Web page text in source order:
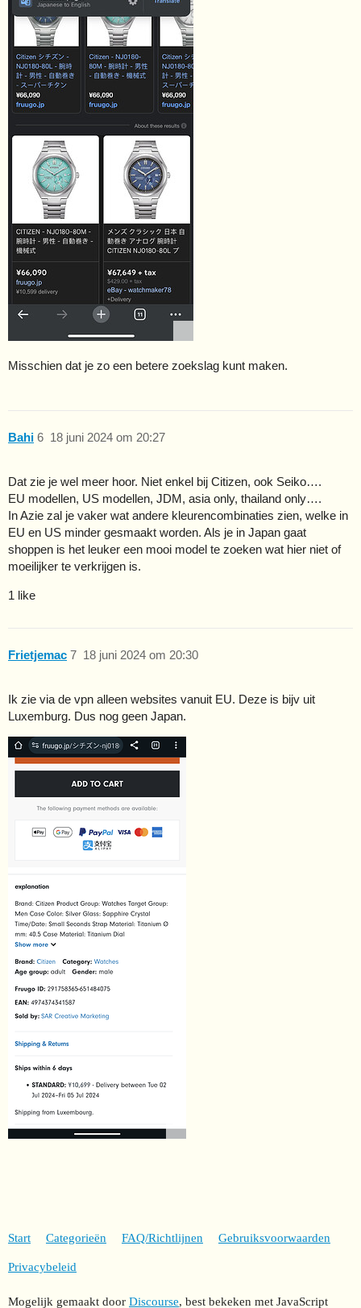
Misschien dat je zo een betere zoekslag kunt maken.
Bahi 18 juni 2024 om 20:27
6
Dat zie je wel meer hoor. Niet enkel bij Citizen, ook Seiko….
EU modellen, US modellen, JDM, asia only, thailand only….
In Azie zal je vaker wat andere kleurencombinaties zien, welke in
EU en US minder gesmaakt worden. Als je in Japan gaat
shoppen is het leuker een mooi model te zoeken wat hier niet of
moeilijker te verkrijgen is.
1 like
Frietjemac 18 juni 2024 om 20:30
7
Ik zie via de vpn alleen websites vanuit EU. Deze is bijv uit
Luxemburg. Dus nog geen Japan.
Start Categorieën FAQ/Richtlijnen Gebruiksvoorwaarden
Privacybeleid
Mogelijk gemaakt door Discourse, best bekeken met JavaScript